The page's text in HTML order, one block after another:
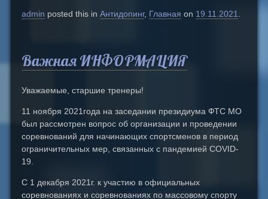
admin posted this in Антидопинг, Главная on 19.11.2021
Важная ИНФОРМАЦИЯ
Уважаемые, старшие тренеры!
11 ноября 2021года на заседании президиума ФТС МО
был рассмотрен вопрос об организации и проведении
соревнований для начинающих спортсменов в период
ограничительных мер, связанных с пандемией COVID-
19.
С 1 декабря 2021г. к участию в официальных
соревнованиях и соревнованиях по массовому спорту